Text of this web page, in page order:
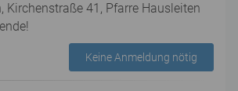
Kirchenstraße 41, Pfarre Hausleiten
Keine Anmeldung nötig